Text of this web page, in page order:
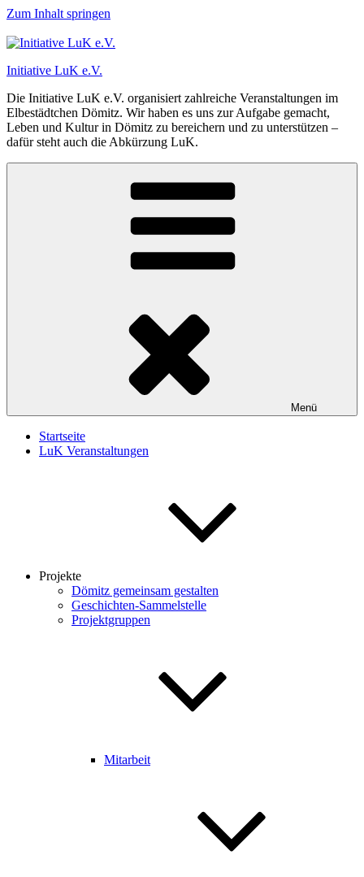
Zum Inhalt springen
Initiative LuK e.V.
Die Initiative LuK e.V. organisiert zahlreiche Veranstaltungen im
Elbestädtchen Dömitz. Wir haben es uns zur Aufgabe gemacht,
Leben und Kultur in Dömitz zu bereichern und zu unterstützen –
dafür steht auch die Abkürzung LuK.
Menü
Startseite
LuK Veranstaltungen
Projekte
Dömitz gemeinsam gestalten
Geschichten-Sammelstelle
Projektgruppen
Mitarbeit